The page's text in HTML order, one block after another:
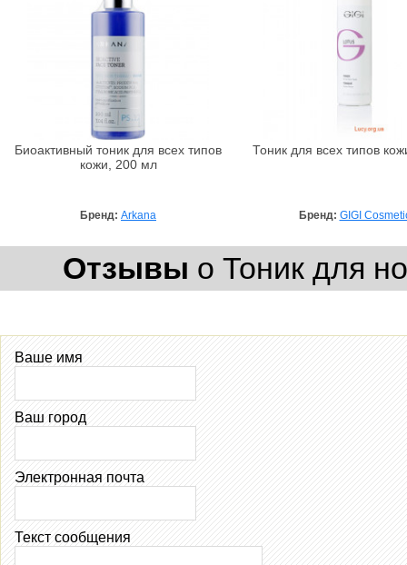
Биоактивный тоник для всех типов
кожи, 200 мл
Бренд: Arkana
Тоник для всех типов
Бренд: GIGI
Отзывы о Тоник для
Ваше имя
Ваш город
Электронная почта
Текст сообщения